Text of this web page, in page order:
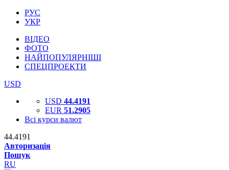
РУС
УКР
ВІДЕО
ФОТО
НАЙПОПУЛЯРНІШІ
СПЕЦПРОЕКТИ
USD
USD 44.4191
EUR 51.2905
Всі курси валют
44.4191
Авторизація
Пошук
RU